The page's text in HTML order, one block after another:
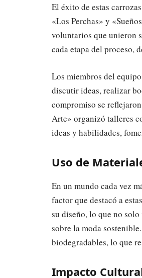
El éxito de estas
«Los Perchas» y
voluntarios que unieron
cada etapa del proceso,
Los miembros del
discutir ideas, realizar
compromiso se
Arte» organizó talleres
ideas y habilidades,
Uso de
En un mundo cada vez
factor que destacó a
su diseño, lo que no
sobre la moda
biodegradables, lo que
Impacto